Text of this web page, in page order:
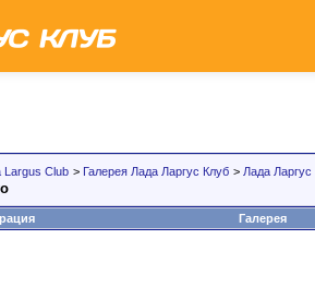
Largus Club > Галерея Лада Ларгус Клуб > Лада Ларгус
Галерея